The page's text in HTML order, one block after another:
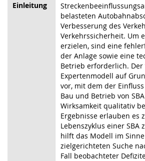
Einleitung
belasteten
Verbesserung des
Verkehrssicherheit. Um
erzielen, sind eine
der Anlage sowie eine
Betrieb erforderlich.
Expertenmodell auf
vor, mit dem der
Bau und Betrieb von
Wirksamkeit qualitativ
Ergebnisse erlauben es
Lebenszyklus einer
hilft das Modell im
zielgerichteten Suche
Fall beobachteter